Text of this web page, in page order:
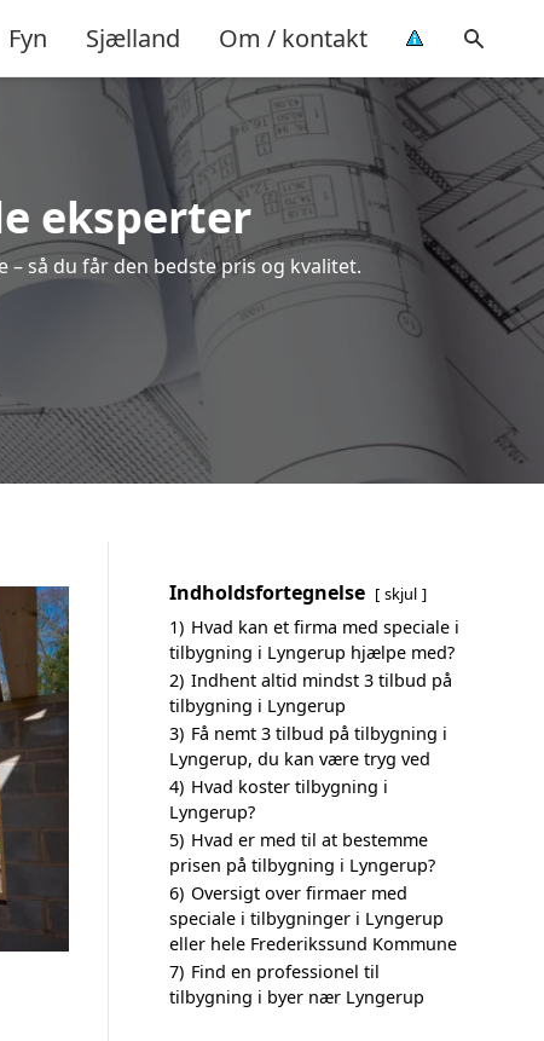
Fyn Sjælland Om / kontakt
eksperter
så du får den bedste pris og kvalitet.
Indholdsfortegnelse skjul
1) Hvad kan et firma med speciale i
tilbygning i Lyngerup hjælpe med?
2) Indhent altid mindst 3 tilbud på
tilbygning i Lyngerup
3) Få nemt 3 tilbud på tilbygning i
Lyngerup, du kan være tryg ved
4) Hvad koster tilbygning i
Lyngerup?
5) Hvad er med til at bestemme
prisen på tilbygning i Lyngerup?
6) Oversigt over firmaer med
speciale i tilbygninger i Lyngerup
eller hele Frederikssund Kommune
7) Find en professionel til
tilbygning i byer nær Lyngerup